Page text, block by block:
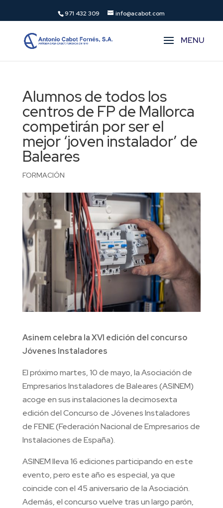
971 432 309 info@acabot.com
Alumnos de todos los
centros de FP de Mallorca
competirán por ser el
mejor ‘joven instalador’ de
Baleares
FORMACIÓN
Asinem celebra la XVI edición del concurso
Jóvenes Instaladores
El próximo martes, 10 de mayo, la Asociación de
Empresarios Instaladores de Baleares (ASINEM)
acoge en sus instalaciones la decimosexta
edición del Concurso de Jóvenes Instaladores
de FENIE (Federación Nacional de Empresarios de
Instalaciones de España).
ASINEM lleva 16 ediciones participando en este
evento, pero este año es especial, ya que
coincide con el 45 aniversario de la Asociación.
Además, el concurso vuelve tras un largo parón,